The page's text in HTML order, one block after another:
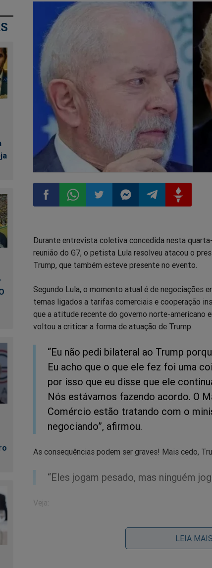
no
Facebook
no
Whatsapp
no
Twitter
no
Messenger
no
Telegram
no
Gettr
Durante entrevista coletiva concedida nesta
reunião do G7, o petista Lula resolveu atacou o
Trump, que também esteve presente no evento.
Segundo Lula, o momento atual é de negociações
temas ligados a tarifas comerciais e cooperação
que a atitude recente do governo norte-americano
voltou a criticar a forma de atuação de Trump.
“Eu não pedi bilateral ao Trump
Eu acho que o que ele fez foi uma
por isso que eu disse que ele
Nós estávamos fazendo acordo. O
Comércio estão tratando com o
negociando”, afirmou.
As consequências podem ser graves! Mais cedo,
“Eles jogam pesado, mas ninguém
Veja:
Jair Bolsonaro foi condenado, preso, perseguido e
LEIA MAIS